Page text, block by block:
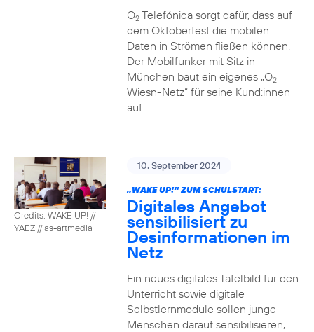
O2Telefónica sorgt dafür, dass auf
dem Oktoberfest die mobilen
Daten in Strömen fließen können.
Der Mobilfunker mit Sitz in
München baut ein eigenes „O2
Wiesn-Netz“ für seine Kund:innen
auf.
Credits: WAKE UP! //
YAEZ // as-artmedia
10. September 2024
„WAKE UP!“ ZUM SCHULSTART:
Digitales Angebot
sensibilisiert zu
Desinformationen im
Netz
Ein neues digitales Tafelbild für den
Unterricht sowie digitale
Selbstlernmodule sollen junge
Menschen darauf sensibilisieren,